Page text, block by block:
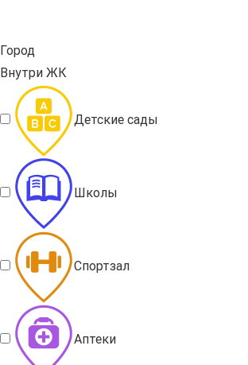
Город
Внутри ЖК
Детские сады
Школы
Спортзал
Аптеки